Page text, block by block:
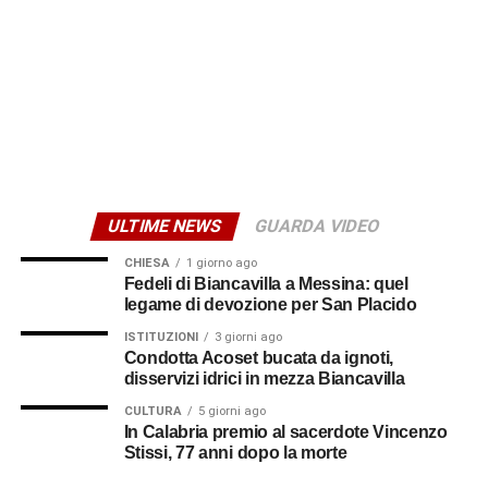
ULTIME NEWS GUARDA VIDEO
CHIESA 1 giorno ago
Fedeli di Biancavilla a Messina: quel
legame di devozione per San Placido
ISTITUZIONI 3 giorni ago
Condotta Acoset bucata da ignoti,
disservizi idrici in mezza Biancavilla
CULTURA 5 giorni ago
In Calabria premio al sacerdote Vincenzo
Stissi, 77 anni dopo la morte